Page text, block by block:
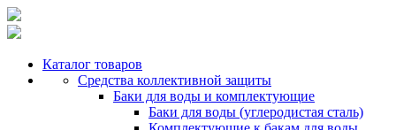
Каталог товаров
Средства коллективной защиты
Баки для воды и комплектующие
Баки для воды (углеродистая сталь)